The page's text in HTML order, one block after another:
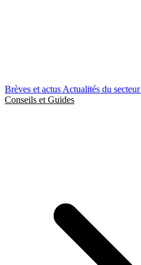
Brèves et actus Actualités du secteur
Conseils et Guides